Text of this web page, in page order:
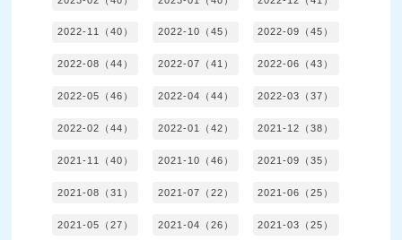
2022-11（40） 2022-10（45） 2022-09（45）
2022-08（44） 2022-07（41） 2022-06（43）
2022-05（46） 2022-04（44） 2022-03（37）
2022-02（44） 2022-01（42） 2021-12（38）
2021-11（40） 2021-10（46） 2021-09（35）
2021-08（31） 2021-07（22） 2021-06（25）
2021-05（27） 2021-04（26） 2021-03（25）